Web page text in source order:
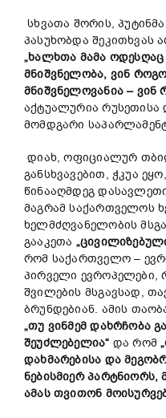
სხვათა შორის,
პასუხობდა შეკითხვას
„ხალხთა მამა
მნიშვნელობა, ვინ
მნიშვნელოვანია– ვინ
აქტუალურია
მომდგარი
დიახ, ოფიციალურ
განსხვავებით, ჭკუა
წინააღმდეგ
მაგრამ საქართველოს
ხელმძღვანელობის
გააკეთა
რომ საქართველო –
პირველი ევროპელები,
შვილების მსგავსად,
ბრუნდებიან. ამის
„თუ ვინმემ დახრჩობა
შეუძლებელია“ და რომ
დახმარებისა და
ნებისმიერ პარტნიორს,
ამასთვითონ